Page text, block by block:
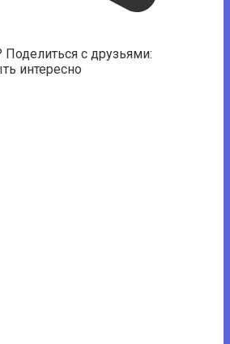
Поделиться с друзьями:
интересно